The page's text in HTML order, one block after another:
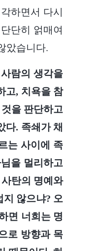
하면서 다시
단히 얽매여
았습니다.
람의 생각을
고, 치욕을 참
을 판단하고
다. 족쇄가 채
는 사이에 족
을 멀리하고
탄의 명예와
지 않으냐? 오
면 너희는 명
로 방향과 목